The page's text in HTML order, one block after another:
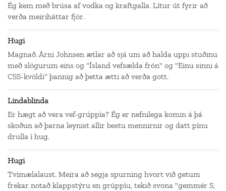
Ég kem með brúsa af vodka og kraftgalla. Lítur út fyrir að
verða meiriháttar fjör.
Hugi
Magnað. Árni Johnsen ætlar að sjá um að halda uppi stuðinu
með slögurum eins og "Ísland vefsælda frón" og "Einu sinni á
CSS-kvöldi" þannig að þetta ætti að verða gott.
Lindablinda
Er hægt að vera vef-grúppía? Ég er nefnilega komin á þá
skoðun að þarna leynist allir bestu mennirnir og datt pínu
drulla í hug.
Hugi
Tvímælalaust. Meira að segja spurning hvort við getum
frekar notað klappstýru en grúppíu, tekið svona "gemmér S,